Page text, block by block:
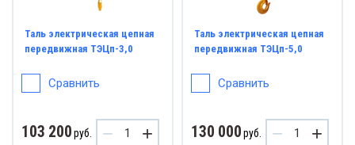
Таль электрическая цепная
передвижная ТЭЦп-3,0
Сравнить
103 200руб. − +
Таль электрическая цепная
передвижная ТЭЦп-5,0
Сравнить
130 000руб. − +